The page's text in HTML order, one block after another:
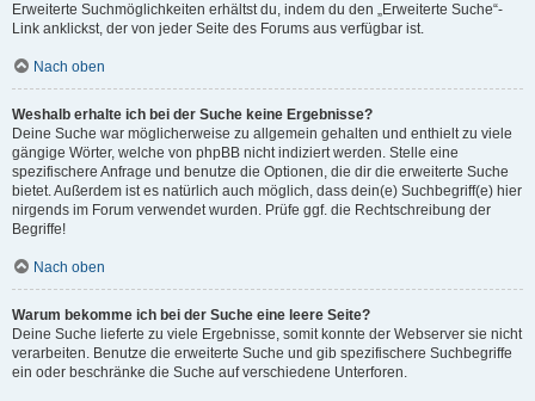
Erweiterte Suchmöglichkeiten erhältst du, indem du den „Erweiterte Suche“-
Link anklickst, der von jeder Seite des Forums aus verfügbar ist.
Nach oben
Weshalb erhalte ich bei der Suche keine Ergebnisse?
Deine Suche war möglicherweise zu allgemein gehalten und enthielt zu viele
gängige Wörter, welche von phpBB nicht indiziert werden. Stelle eine
spezifischere Anfrage und benutze die Optionen, die dir die erweiterte Suche
bietet. Außerdem ist es natürlich auch möglich, dass dein(e) Suchbegriff(e) hier
nirgends im Forum verwendet wurden. Prüfe ggf. die Rechtschreibung der
Begriffe!
Nach oben
Warum bekomme ich bei der Suche eine leere Seite?
Deine Suche lieferte zu viele Ergebnisse, somit konnte der Webserver sie nicht
verarbeiten. Benutze die erweiterte Suche und gib spezifischere Suchbegriffe
ein oder beschränke die Suche auf verschiedene Unterforen.